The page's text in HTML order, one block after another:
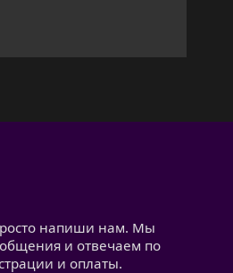
напиши нам. Мы
и отвечаем по
и оплаты.